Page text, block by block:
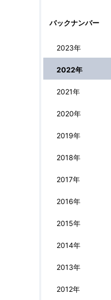
g
バックナンバー
2023年
2022年
2021年
2020年
2019年
2018年
2017年
2016年
2015年
2014年
2013年
2012年